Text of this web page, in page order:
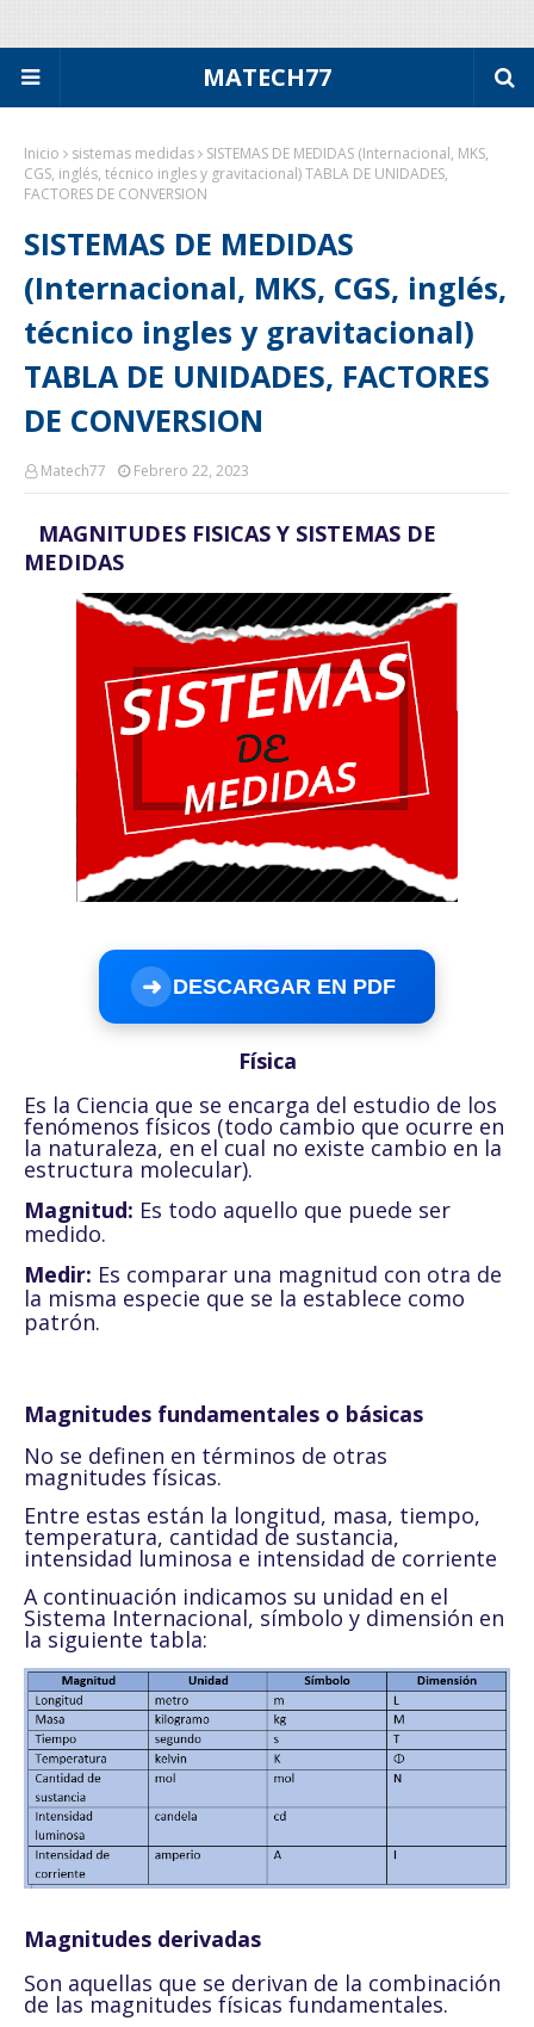
MATECH77
Inicio sistemas medidas
SISTEMAS DE MEDIDAS (Internacional, MKS,
CGS, inglés, técnico ingles y gravitacional) TABLA DE UNIDADES,
FACTORES DE CONVERSION
SISTEMAS DE MEDIDAS
(Internacional, MKS, CGS, inglés,
técnico ingles y gravitacional)
TABLA DE UNIDADES, FACTORES
DE CONVERSION
Matech77 Febrero 22, 2023
MAGNITUDES FISICAS Y SISTEMAS DE
MEDIDAS
➜ DESCARGAR EN PDF
Física
Es la Ciencia que se encarga del estudio de los
fenómenos físicos (todo cambio que ocurre en
la naturaleza, en el cual no existe cambio en la
estructura molecular).
Magnitud: Es todo aquello que puede ser
medido.
Medir: Es comparar una magnitud con otra de
la misma especie que se la establece como
patrón.
Magnitudes fundamentales o básicas
No se definen en términos de otras
magnitudes físicas.
Entre estas están la longitud, masa, tiempo,
temperatura, cantidad de sustancia,
intensidad luminosa e intensidad de corriente
A continuación indicamos su unidad en el
Sistema Internacional, símbolo y dimensión en
la siguiente tabla:
Magnitudes derivadas
Son aquellas que se derivan de la combinación
de las magnitudes físicas fundamentales.